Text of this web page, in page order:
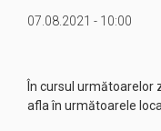
07.08.2021 - 10:00
În cursul următoarelor
afla în următoarele